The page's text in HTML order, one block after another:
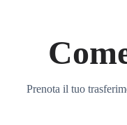
Prenota il tuo